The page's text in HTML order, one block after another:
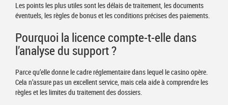
Les points les plus utiles sont les délais de traitement, les documents
éventuels, les règles de bonus et les conditions précises des paiements.
Pourquoi la licence compte-t-elle dans
l’analyse du support ?
Parce qu’elle donne le cadre réglementaire dans lequel le casino opère.
Cela n’assure pas un excellent service, mais cela aide à comprendre les
règles et les limites du traitement des dossiers.